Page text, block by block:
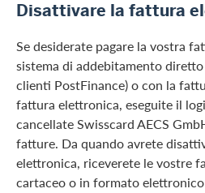
Disattivare la fattura
Se desiderate pagare la vostra
sistema di addebitamento
clienti PostFinance) o con la
fattura elettronica, eseguite il
cancellate Swisscard AECS
fatture. Da quando avrete
elettronica, riceverete le vostre
cartaceo o in formato